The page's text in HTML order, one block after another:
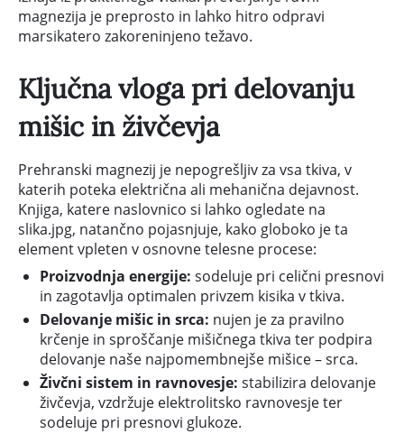
magnezija je preprosto in lahko hitro odpravi
marsikatero zakoreninjeno težavo.
Ključna vloga pri delovanju
mišic in živčevja
Prehranski magnezij je nepogrešljiv za vsa tkiva, v
katerih poteka električna ali mehanična dejavnost.
Knjiga, katere naslovnico si lahko ogledate na
slika.jpg, natančno pojasnjuje, kako globoko je ta
element vpleten v osnovne telesne procese:
Proizvodnja energije: sodeluje pri celični presnovi
in zagotavlja optimalen privzem kisika v tkiva.
Delovanje mišic in srca: nujen je za pravilno
krčenje in sproščanje mišičnega tkiva ter podpira
delovanje naše najpomembnejše mišice – srca.
Živčni sistem in ravnovesje: stabilizira delovanje
živčevja, vzdržuje elektrolitsko ravnovesje ter
sodeluje pri presnovi glukoze.